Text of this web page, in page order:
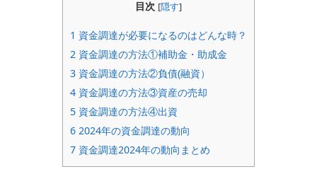
目次 [隠す]
1 資金調達が必要になるのはどんな時？
2 資金調達の方法①補助金・助成金
3 資金調達の方法②負債(融資）
4 資金調達の方法③資産の売却
5 資金調達の方法④出資
6 2024年の資金調達の動向
7 資金調達2024年の動向まとめ